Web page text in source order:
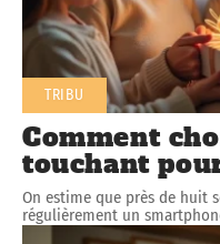
TRIBU
Comment
touchant
On estime que près de huit
régulièrement un